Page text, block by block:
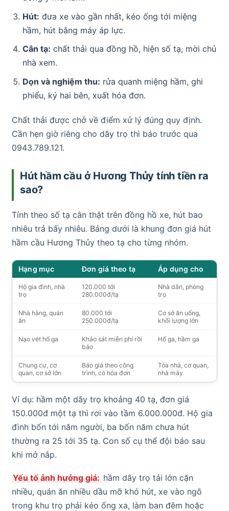
Hút: đưa xe vào gần nhất, kéo ống tới miệng
hầm, hút bằng máy áp lực.
Cân tạ: chất thải qua đồng hồ, hiện số tạ, mời chủ
nhà xem.
Dọn và nghiệm thu: rửa quanh miệng hầm, ghi
phiếu, ký hai bên, xuất hóa đơn.
Chất thải được chở về điểm xử lý đúng quy định.
Cần hẹn giờ riêng cho dãy trọ thì báo trước qua
0943.789.121.
Hút hầm cầu ở Hương Thủy tính tiền ra
sao?
Tính theo số tạ cân thật trên đồng hồ xe, hút bao
nhiêu trả bấy nhiêu. Bảng dưới là khung đơn giá hút
hầm cầu Hương Thủy theo tạ cho từng nhóm.
Hạng mục Đơn giá theo tạ Áp dụng cho
Hộ gia đình, nhà
trọ
120.000 tới
280.000đ/tạ
Nhà dân, phòng
trọ
Nhà hàng, quán
ăn
80.000 tới
250.000đ/tạ
Cơ sở ăn uống,
khối lượng lớn
Nạo vét hố ga
Khảo sát miễn phí rồi
báo
Hố ga, hầm ga
Chung cư, cơ
quan, cơ sở lớn
Báo giá theo công
trình, có hóa đơn
Tòa nhà, cơ quan,
nhà máy
Ví dụ: hầm một dãy trọ khoảng 40 tạ, đơn giá
150.000đ một tạ thì rơi vào tầm 6.000.000đ. Hộ gia
đình bốn tới năm người, ba bốn năm chưa hút
thường ra 25 tới 35 tạ. Con số cụ thể đội báo sau
khi mở nắp.
Yếu tố ảnh hưởng giá: hầm dãy trọ tải lớn cặn
nhiều, quán ăn nhiều dầu mỡ khó hút, xe vào ngõ
trong khu trọ phải kéo ống xa, làm ban đêm hoặc